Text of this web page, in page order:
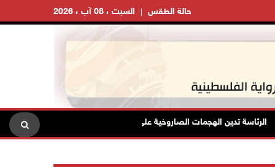
السبت ، 08 آب ، 2026 حالة الطقس
الرئاسة تدين الهجمات الصاروخية على المملكة العربية السعودية والجمهورية